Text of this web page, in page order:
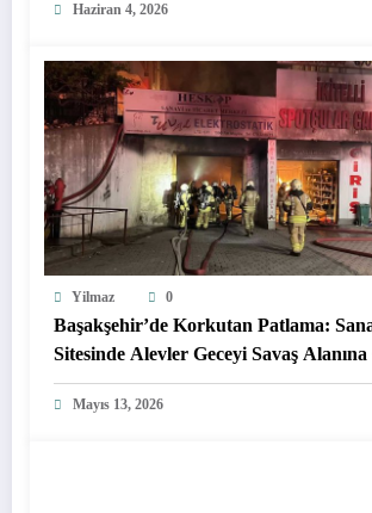
Haziran 4, 2026
Yilmaz 0
Başakşehir’de Korkutan Patlama:
Sitesinde Alevler Geceyi Savaş
Mayıs 13, 2026